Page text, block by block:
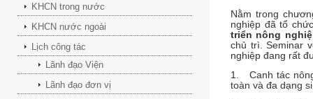
KHCN trong nước
KHCN nước ngoài
Lịch công tác
Lãnh đạo Viện
Lãnh đạo đơn vị
Nằm trong
nghiệp đã tổ
triển nông
chủ trì. Seminar
nghiệp đang rất
1. Canh tác
toàn và đa dạng